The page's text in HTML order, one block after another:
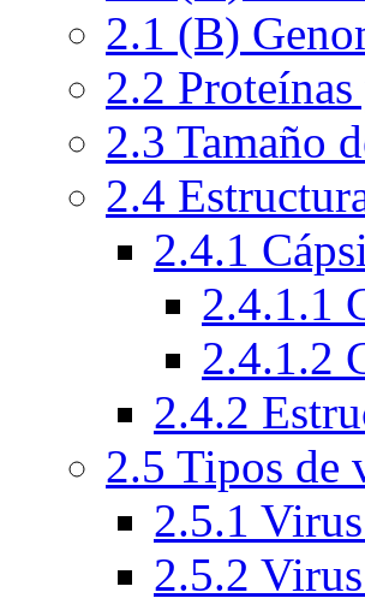
2.1 (B)
2.2
2.3 Tamaño
2.4
2.4.1
2.4.1.1
2.4.1.2
2.4.2
2.5 Tipos de
2.5.1
2.5.2